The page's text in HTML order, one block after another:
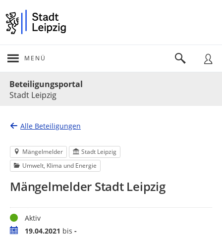
MENÜ
Beteiligungsportal
Stadt Leipzig
Alle Beteiligungen
Mängelmelder
Stadt Leipzig
Umwelt, Klima und Energie
Mängelmelder Stadt Leipzig
StatusAktiv
Zeitraum19.04.2021 bis -